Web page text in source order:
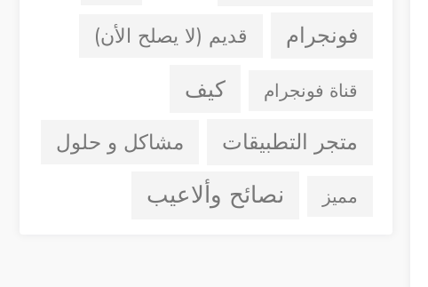
فونجرام قديم (لا يصلح الأن)
قناة فونجرام كيف
متجر التطبيقات مشاكل و حلول
مميز نصائح وألاعيب